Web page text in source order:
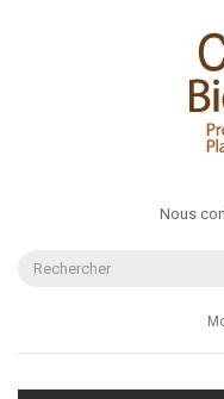
Nous